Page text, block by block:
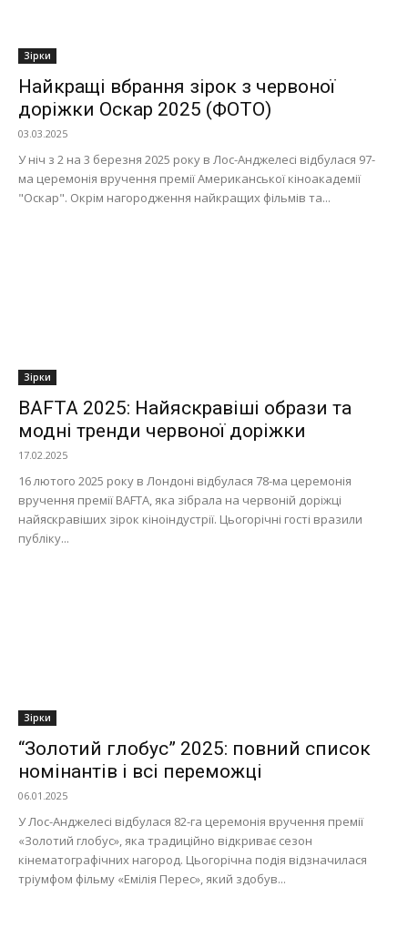
Зірки
Найкращі вбрання зірок з червоної
доріжки Оскар 2025 (ФОТО)
03.03.2025
У ніч з 2 на 3 березня 2025 року в Лос-Анджелесі відбулася 97-
ма церемонія вручення премії Американської кіноакадемії
"Оскар". Окрім нагородження найкращих фільмів та...
Зірки
BAFTA 2025: Найяскравіші образи та
модні тренди червоної доріжки
17.02.2025
16 лютого 2025 року в Лондоні відбулася 78-ма церемонія
вручення премії BAFTA, яка зібрала на червоній доріжці
найяскравіших зірок кіноіндустрії. Цьогорічні гості вразили
публіку...
Зірки
“Золотий глобус” 2025: повний список
номінантів і всі переможці
06.01.2025
У Лос-Анджелесі відбулася 82-га церемонія вручення премії
«Золотий глобус», яка традиційно відкриває сезон
кінематографічних нагород. Цьогорічна подія відзначилася
тріумфом фільму «Емілія Перес», який здобув...